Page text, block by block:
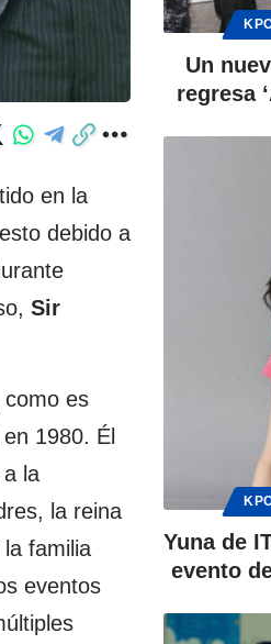
en la
debido a
Sir
como es
1980. Él
la
la reina
familia
eventos
Un
regresa
Yuna de
evento